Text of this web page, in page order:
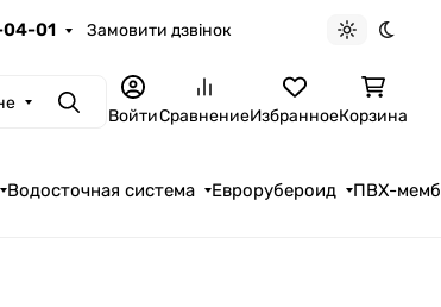
01 Замовити дзвінок
Светлая
ПоискВойтиСравнениеИзбранноеКорзина
Водосточная система Еврорубероид ПВХ-